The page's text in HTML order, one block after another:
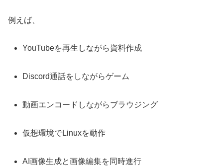
例えば、
YouTubeを再生しながら資料作成
Discord通話をしながらゲーム
動画エンコードしながらブラウジング
仮想環境でLinuxを動作
AI画像生成と画像編集を同時進行